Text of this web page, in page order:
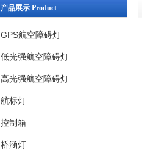
产品展示 Product
GPS航空障碍灯
低光强航空障碍灯
高光强航空障碍灯
航标灯
控制箱
桥涵灯